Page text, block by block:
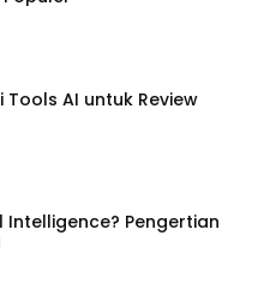
Tools AI untuk Review
Pengertian